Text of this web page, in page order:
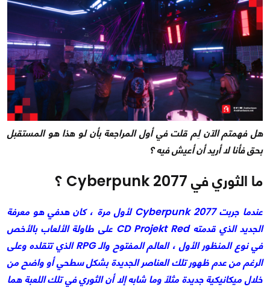
هل فهمتم الآن لِم قلت في أول المراجعة بأن لو هذا هو المستقبل
بحق فأنا لا أريد أن أعيش فيه ؟
ما الثوري في Cyberpunk 2077 ؟
عندما جربت Cyberpunk 2077 لأول مرة ، كان هدفي هو معرفة
الجديد الذي قدمته CD Projekt Red على طاولة الألعاب بالأخص
في نوع المنظور الأول ، العالم المفتوح والـ RPG الذي تتقلده وعلى
الرغم من عدم ظهور تلك العناصر الجديدة بشكل سطحي أو واضح من
خلال ميكانيكية جديدة مثلاً وما شابه إلا أن الثوري في تلك اللعبة هما